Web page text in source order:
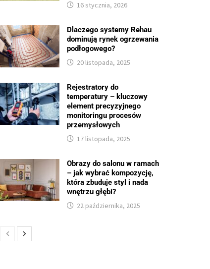
16 stycznia, 2026
Dlaczego systemy Rehau
dominują rynek ogrzewania
podłogowego?
20 listopada, 2025
Rejestratory do
temperatury – kluczowy
element precyzyjnego
monitoringu procesów
przemysłowych
17 listopada, 2025
Obrazy do salonu w ramach
– jak wybrać kompozycję,
która zbuduje styl i nada
wnętrzu głębi?
22 października, 2025